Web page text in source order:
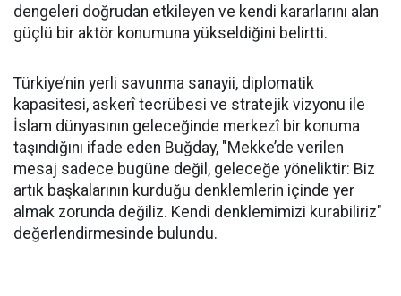
dengeleri doğrudan etkileyen ve kendi kararlarını alan
güçlü bir aktör konumuna yükseldiğini belirtti.
Türkiye’nin yerli savunma sanayii, diplomatik
kapasitesi, askerî tecrübesi ve stratejik vizyonu ile
İslam dünyasının geleceğinde merkezî bir konuma
taşındığını ifade eden Buğday, "Mekke’de verilen
mesaj sadece bugüne değil, geleceğe yöneliktir: Biz
artık başkalarının kurduğu denklemlerin içinde yer
almak zorunda değiliz. Kendi denklemimizi kurabiliriz"
değerlendirmesinde bulundu.